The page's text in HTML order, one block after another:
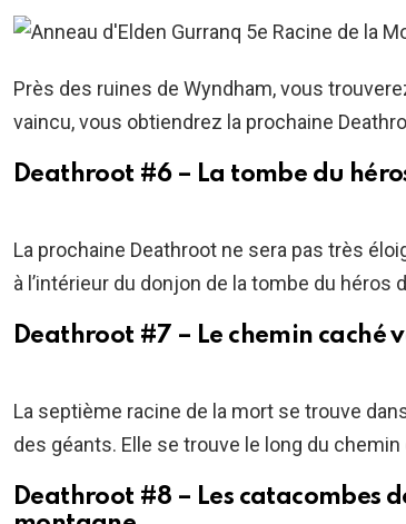
Près des ruines de Wyndham, vous
vaincu, vous obtiendrez la prochaine
Deathroot #6 – La tombe du
La prochaine Deathroot ne sera pas très
à l’intérieur du donjon de la tombe du héros
Deathroot #7 – Le chemin caché
La septième racine de la mort se trouve
des géants. Elle se trouve le long du chemin
Deathroot #8 – Les catacombes